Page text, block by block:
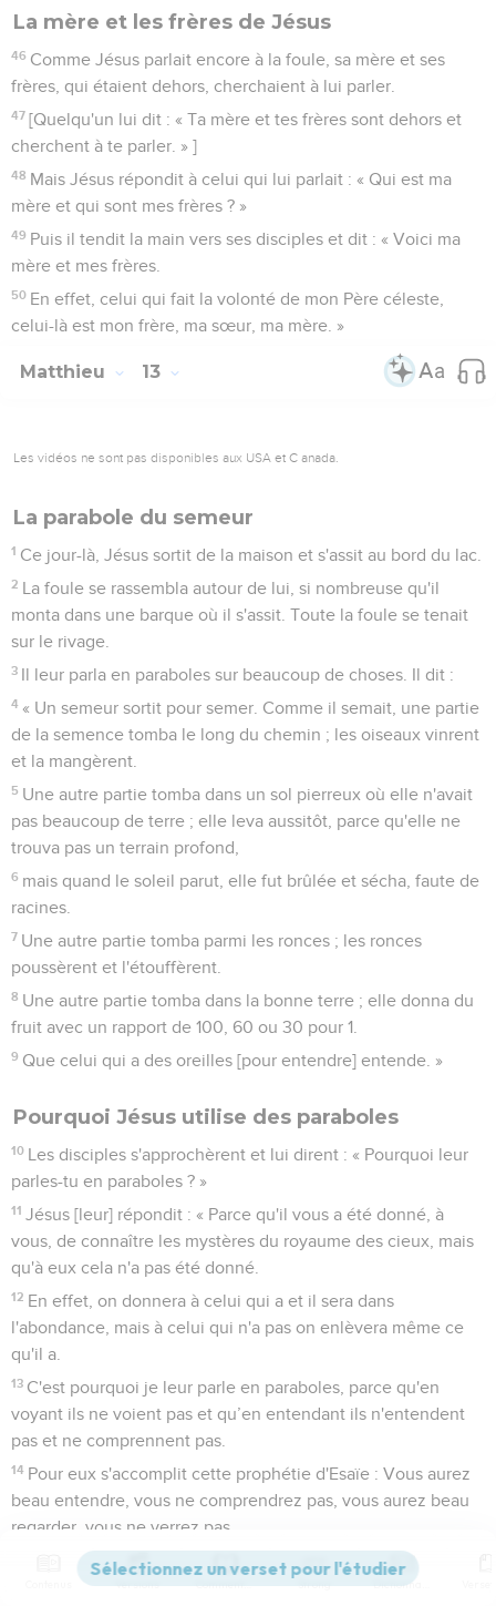
La mère et les frères de Jésus
46 Comme Jésus parlait encore à la foule, sa mère et ses
frères, qui étaient dehors, cherchaient à lui parler.
47 [Quelqu'un lui dit : « Ta mère et tes frères sont dehors et
cherchent à te parler. » ]
48 Mais Jésus répondit à celui qui lui parlait : « Qui est ma
mère et qui sont mes frères ? »
49 Puis il tendit la main vers ses disciples et dit : « Voici ma
mère et mes frères.
50 En effet, celui qui fait la volonté de mon Père céleste,
celui-là est mon frère, ma sœur, ma mère. »
Matthieu 13
Les vidéos ne sont pas disponibles aux USA et C anada.
La parabole du semeur
1 Ce jour-là, Jésus sortit de la maison et s'assit au bord du lac.
2 La foule se rassembla autour de lui, si nombreuse qu'il
monta dans une barque où il s'assit. Toute la foule se tenait
sur le rivage.
3 Il leur parla en paraboles sur beaucoup de choses. Il dit :
4 « Un semeur sortit pour semer. Comme il semait, une partie
de la semence tomba le long du chemin ; les oiseaux vinrent
et la mangèrent.
5 Une autre partie tomba dans un sol pierreux où elle n'avait
pas beaucoup de terre ; elle leva aussitôt, parce qu'elle ne
trouva pas un terrain profond,
6 mais quand le soleil parut, elle fut brûlée et sécha, faute de
racines.
7 Une autre partie tomba parmi les ronces ; les ronces
poussèrent et l'étouffèrent.
8 Une autre partie tomba dans la bonne terre ; elle donna du
fruit avec un rapport de 100, 60 ou 30 pour 1.
9 Que celui qui a des oreilles [pour entendre] entende. »
Pourquoi Jésus utilise des paraboles
10 Les disciples s'approchèrent et lui dirent : « Pourquoi leur
parles-tu en paraboles ? »
11 Jésus [leur] répondit : « Parce qu'il vous a été donné, à
vous, de connaître les mystères du royaume des cieux, mais
qu'à eux cela n'a pas été donné.
12 En effet, on donnera à celui qui a et il sera dans
l'abondance, mais à celui qui n'a pas on enlèvera même ce
qu'il a.
13 C'est pourquoi je leur parle en paraboles, parce qu'en
voyant ils ne voient pas et qu’en entendant ils n'entendent
pas et ne comprennent pas.
14 Pour eux s'accomplit cette prophétie d'Esaïe : Vous aurez
beau entendre, vous ne comprendrez pas, vous aurez beau
regarder, vous ne verrez pas.
En effet, le cœur de ce peuple est devenu insensible ; ils
se sont bouché les oreilles et ils ont fermé les yeux de peur
Versions Commentaires Strong